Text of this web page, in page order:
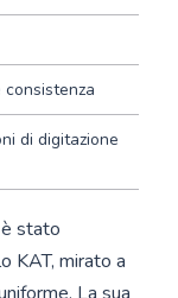
consistenza
di digitazione
stato
KAT, mirato a